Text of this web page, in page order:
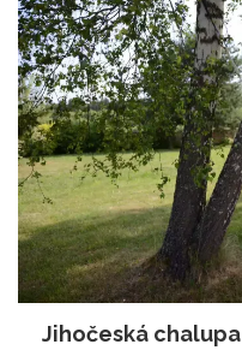
Jihočeská chalupa